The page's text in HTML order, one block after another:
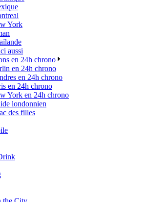
York
aussi
en 24h chrono
en 24h chrono
en 24h chrono
en 24h chrono
York en 24h chrono
londonnien
des filles